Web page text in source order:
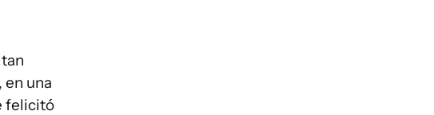
en una
felicitó